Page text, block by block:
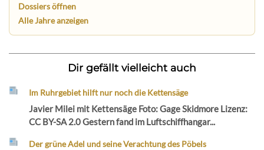
Dossiers öffnen
Alle Jahre anzeigen
Dir gefällt vielleicht auch
Im Ruhrgebiet hilft nur noch die Kettensäge
Javier Milei mit Kettensäge Foto: Gage Skidmore Lizenz:
CC BY-SA 2.0 Gestern fand im Luftschiffhangar...
Der grüne Adel und seine Verachtung des Pöbels